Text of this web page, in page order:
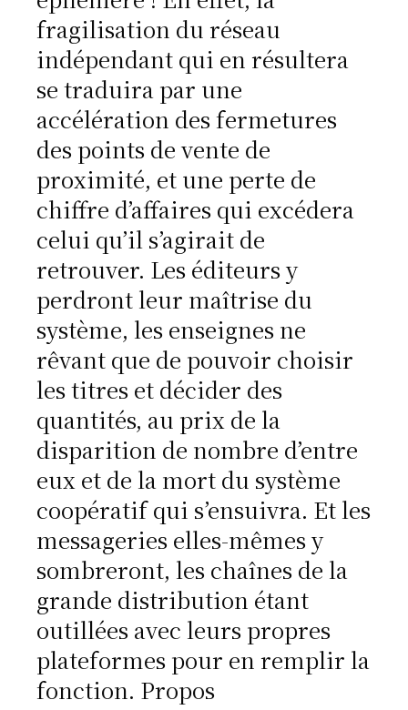
fragilisation du réseau
indépendant qui en résultera
se traduira par une
accélération des fermetures
des points de vente de
proximité, et une perte de
chiffre d’affaires qui excédera
celui qu’il s’agirait de
retrouver. Les éditeurs y
perdront leur maîtrise du
système, les enseignes ne
rêvant que de pouvoir choisir
les titres et décider des
quantités, au prix de la
disparition de nombre d’entre
eux et de la mort du système
coopératif qui s’ensuivra. Et les
messageries elles-mêmes y
sombreront, les chaînes de la
grande distribution étant
outillées avec leurs propres
plateformes pour en remplir la
fonction. Propos